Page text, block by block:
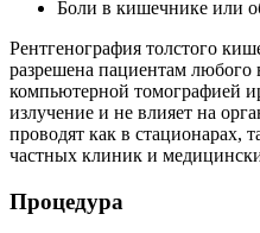
Боли в кишечнике или
Рентгенография толстого
разрешена пациентам любого
компьютерной томографией
излучение и не влияет на
проводят как в стационарах,
частных клиник и
Процедура